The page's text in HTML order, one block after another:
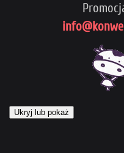
Ukryj lub pokaż